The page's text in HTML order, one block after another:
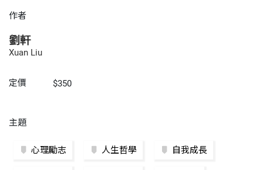
作者
劉軒
Xuan Liu
定價 $350
主題
心理勵志 人生哲學 自我成長